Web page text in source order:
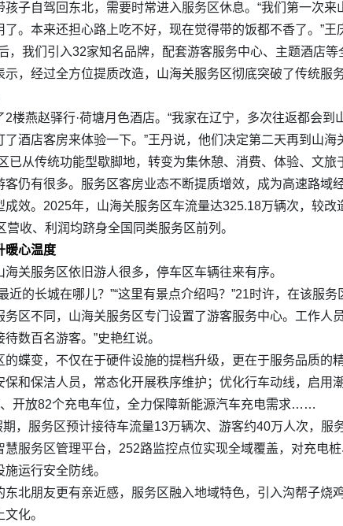
孩子自驾回东北，需要时常进入服务区休息。“我们第一次
。本来还担心路上吃不好，现在觉得带的饭都不香了。”王
，我们引入32家知名品牌，配套游客服务中心、主题酒店
示，经过全方位提质改造，山海关服务区彻底突破了传统服
2楼燕赵驿行·荷塘月色酒店。“我家在辽宁，多次往返都会
酒店客房来体验一下。”王丹说，他们决定第二天再到山海
已从传统功能型歇脚地，转变为集休憩、消费、体验、文
客仍有很多。服务区客房业态不断提质增效，成为高速路域
成效。2025年，山海关服务区车流量达325.18万辆次，较
营收、利润均跻身全国同类服务区前列。
暖心温度
海关服务区依旧游人很多，停车区车辆往来有序。
近的长城在哪儿？”“这里有景点介绍吗？”21时许，在该服
务区不同，山海关服务区专门设置了游客服务中心。工作人
数百名游客。”史艳红说。
的蝶变，不仅在于硬件设施的提档升级，更在于服务品质的
保和保洁人员，常态化开展秩序维护；优化行车动线，启
开放82个充电车位，全力保障新能源汽车充电需求……
期，服务区预计接待车流量13万辆次、游客约40万人次，
慧服务区管理平台，252路监控点位实现全域覆盖，对充电
运行安全防线。
东北朋友更有亲近感，服务区融入地域特色，引入沟帮子
化。